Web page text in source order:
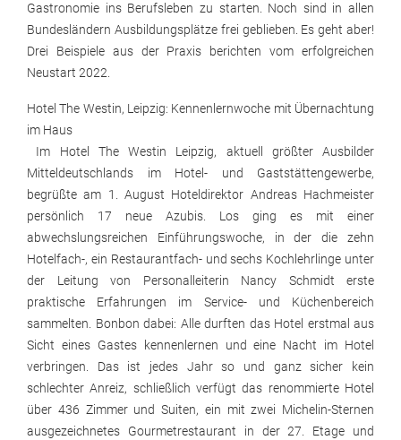
Gastronomie ins Berufsleben zu starten. Noch sind in allen
Bundesländern Ausbildungsplätze frei geblieben. Es geht aber!
Drei Beispiele aus der Praxis berichten vom erfolgreichen
Neustart 2022.
Hotel The Westin, Leipzig: Kennenlernwoche mit Übernachtung
im Haus
Im Hotel The Westin Leipzig, aktuell größter Ausbilder
Mitteldeutschlands im Hotel- und Gaststättengewerbe,
begrüßte am 1. August Hoteldirektor Andreas Hachmeister
persönlich 17 neue Azubis. Los ging es mit einer
abwechslungsreichen Einführungswoche, in der die zehn
Hotelfach-, ein Restaurantfach- und sechs Kochlehrlinge unter
der Leitung von Personalleiterin Nancy Schmidt erste
praktische Erfahrungen im Service- und Küchenbereich
sammelten. Bonbon dabei: Alle durften das Hotel erstmal aus
Sicht eines Gastes kennenlernen und eine Nacht im Hotel
verbringen. Das ist jedes Jahr so und ganz sicher kein
schlechter Anreiz, schließlich verfügt das renommierte Hotel
über 436 Zimmer und Suiten, ein mit zwei Michelin-Sternen
ausgezeichnetes Gourmetrestaurant in der 27. Etage und